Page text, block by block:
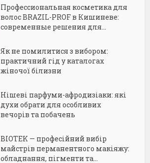
Профессиональная косметика для
волос BRAZIL-PROF в Кишиневе:
современные решения для...
Як не помилитися з вибором:
практичний гід у каталогах
жіночої білизни
Нішеві парфуми-афродизіаки: які
духи обрати для особливих
вечорів та побачень
BIOTEK — професійний вибір
майстрів перманентного макіяжу:
обладнання, пігменти та...